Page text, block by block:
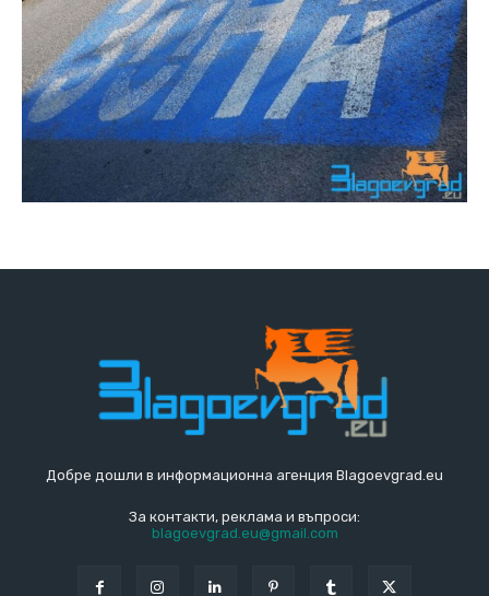
Добре дошли в информационна агенция Blagoevgrad.eu
За контакти, реклама и въпроси:
blagoevgrad.eu@gmail.com